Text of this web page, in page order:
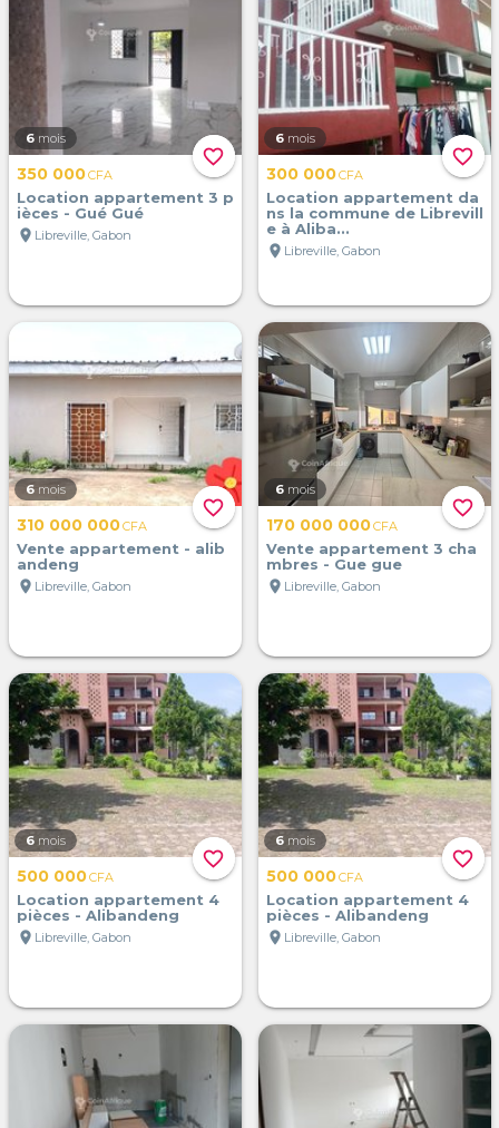
favorite_border
6 mois
350 000CFA
Location appartement 3 p
ièces - Gué Gué
location_on Libreville, Gabon
favorite_border
6 mois
300 000CFA
Location appartement da
ns la commune de Librevill
e à Aliba...
location_on Libreville, Gabon
favorite_border
6 mois
310 000 000CFA
Vente appartement - alib
andeng
location_on Libreville, Gabon
favorite_border
6 mois
170 000 000CFA
Vente appartement 3 cha
mbres - Gue gue
location_on Libreville, Gabon
favorite_border
6 mois
500 000CFA
Location appartement 4
pièces - Alibandeng
location_on Libreville, Gabon
favorite_border
6 mois
500 000CFA
Location appartement 4
pièces - Alibandeng
location_on Libreville, Gabon